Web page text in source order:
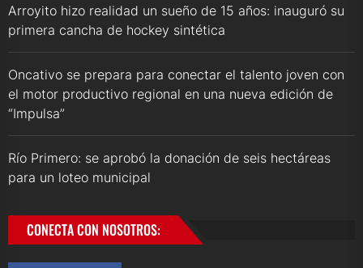
Arroyito hizo realidad un sueño de 15 años: inauguró su
primera cancha de hockey sintética
Oncativo se prepara para conectar el talento joven con
el motor productivo regional en una nueva edición de
“Impulsa”
Río Primero: se aprobó la donación de seis hectáreas
para un loteo municipal
CONECTA CON NOSOTROS: